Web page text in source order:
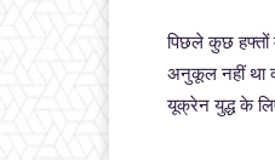
पिछले कुछ हफ्तों
अनुकूल नहीं था
यूक्रेन युद्ध के